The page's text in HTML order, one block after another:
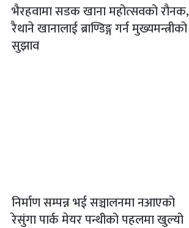
भैरहवामा सडक खाना महोत्सवको रौनक,
रैथाने खानालाई ब्राण्डिङ्ग गर्न मुख्यमन्त्रीको
सुझाव
निर्माण सम्पन्न भई सञ्चालनमा नआएको
रेसुंगा पार्क मेयर पन्थीको पहलमा खुल्यो